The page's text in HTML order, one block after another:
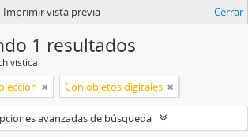
Imprimir vista previa Cerrar
1 resultados
Con objetos digitales
avanzadas de búsqueda